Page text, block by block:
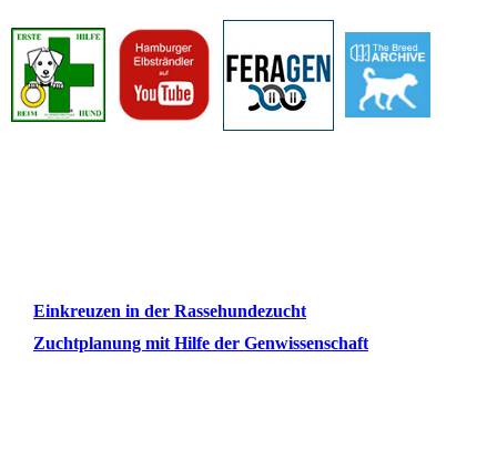
Einkreuzen in der Rassehundezucht
Zuchtplanung mit Hilfe der Genwissenschaft